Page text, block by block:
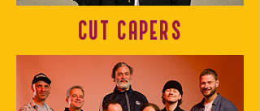
CUT CAPERS